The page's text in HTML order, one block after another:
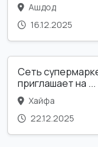
Ашдод
16.12.2025
Сеть
приглашает на ...
Хайфа
22.12.2025